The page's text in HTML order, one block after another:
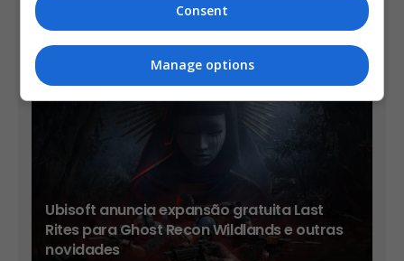
Trailer mostra novos chefes e cenários de
Onimusha: Way of the Sword
Ubisoft anuncia expansão gratuita Last
Rites para Ghost Recon Wildlands e outras
novidades
Consent
Manage options